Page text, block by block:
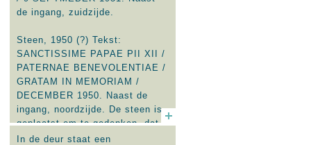
de ingang, zuidzijde.
Steen, 1950 (?) Tekst:
SANCTISSIME PAPAE PII XII /
PATERNAE BENEVOLENTIAE /
GRATAM IN MEMORIAM /
DECEMBER 1950. Naast de
ingang, noordzijde. De steen is
geplaatst om te gedenken, dat
een bedelbrief uit 1950 van
In de deur staat een